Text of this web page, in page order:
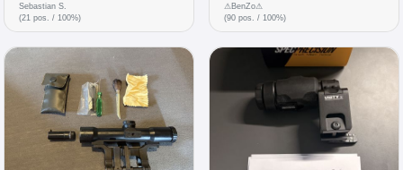
Sebastian S.
(21 pos. / 100%)
⚠BenZo⚠
(90 pos. / 100%)